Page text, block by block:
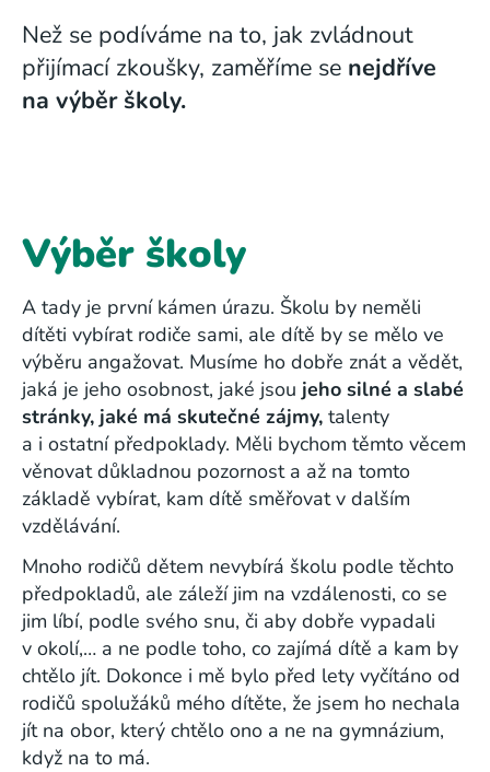
Než se podíváme na to, jak zvládnout
přijímací zkoušky, zaměříme se nejdříve
na výběr školy.
Výběr školy
A tady je první kámen úrazu. Školu by neměli
dítěti vybírat rodiče sami, ale dítě by se mělo ve
výběru angažovat. Musíme ho dobře znát a vědět,
jaká je jeho osobnost, jaké jsou jeho silné a slabé
stránky, jaké má skutečné zájmy, talenty
a i ostatní předpoklady. Měli bychom těmto věcem
věnovat důkladnou pozornost a až na tomto
základě vybírat, kam dítě směřovat v dalším
vzdělávání.
Mnoho rodičů dětem nevybírá školu podle těchto
předpokladů, ale záleží jim na vzdálenosti, co se
jim líbí, podle svého snu, či aby dobře vypadali
v okolí,… a ne podle toho, co zajímá dítě a kam by
chtělo jít. Dokonce i mě bylo před lety vyčítáno od
rodičů spolužáků mého dítěte, že jsem ho nechala
jít na obor, který chtělo ono a ne na gymnázium,
když na to má.